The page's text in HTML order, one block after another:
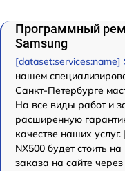
Программный
Samsung
[dataset:services:name]
нашем
Санкт-Петербурге
На все виды работ и
расширенную
качестве наших
NX500 будет стоить
заказа на сайте